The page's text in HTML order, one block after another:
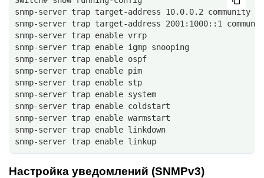
snmp-server trap target-address 10.0.0.2 community
snmp-server trap target-address 2001:1000::1
snmp-server trap enable vrrp
snmp-server trap enable igmp snooping
snmp-server trap enable ospf
snmp-server trap enable pim
snmp-server trap enable stp
snmp-server trap enable system
snmp-server trap enable coldstart
snmp-server trap enable warmstart
snmp-server trap enable linkdown
snmp-server trap enable linkup
Настройка уведомлений (SNMPv3)